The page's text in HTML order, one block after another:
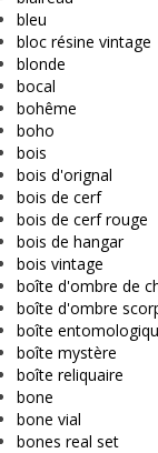
bleu
bloc résine vintage
blonde
bocal
bohême
boho
bois
bois d'orignal
bois de cerf
bois de cerf rouge
bois de hangar
bois vintage
boîte d'ombre de
boîte d'ombre
boîte
boîte mystère
boîte reliquaire
bone
bone vial
bones real set